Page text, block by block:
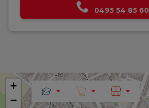
0495 54 85 60
+
−